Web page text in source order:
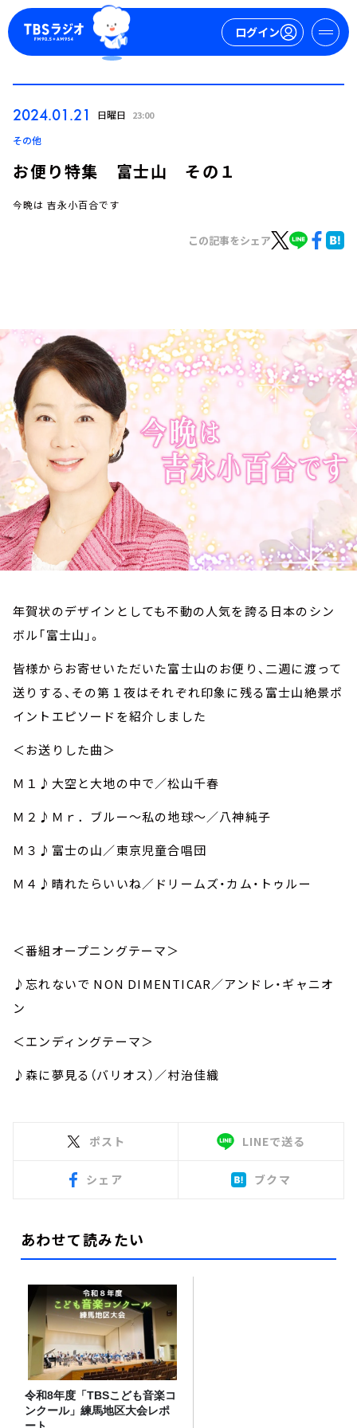
ログイン
TBS Podcast
お知らせ
イベント・グッズ
YouTube
会社情報
2024.01.21 日曜日 23:00
その他
お便り特集 富士山 その１
今晩は 吉永小百合です
この記事をシェア
年賀状のデザインとしても不動の人気を誇る日本のシン
ボル「富士山」。
皆様からお寄せいただいた富士山のお便り、二週に渡って
送りする、その第１夜はそれぞれ印象に残る富士山絶景ポ
イントエピソードを紹介しました
＜お送りした曲＞
Ｍ１♪大空と大地の中で／松山千春
Ｍ２♪Ｍｒ．ブルー～私の地球～／八神純子
Ｍ３♪富士の山／東京児童合唱団
Ｍ４♪晴れたらいいね／ドリームズ・カム・トゥルー
＜番組オープニングテーマ＞
♪忘れないで NON DIMENTICAR／アンドレ・ギャニオ
ン
＜エンディングテーマ＞
♪森に夢見る（バリオス）／村治佳織
ポスト LINEで送る
シェア ブクマ
あわせて読みたい
令和8年度「TBSこども音楽コ
ンクール」練馬地区大会レポ